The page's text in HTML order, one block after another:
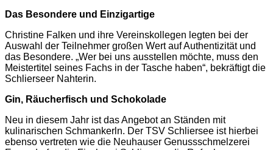
Das Besondere und Einzigartige
Christine Falken und ihre Vereinskollegen legten bei der
Auswahl der Teilnehmer großen Wert auf Authentizität und
das Besondere. „Wer bei uns ausstellen möchte, muss den
Meistertitel seines Fachs in der Tasche haben“, bekräftigt die
Schlierseer Nahterin.
Gin, Räucherfisch und Schokolade
Neu in diesem Jahr ist das Angebot an Ständen mit
kulinarischen Schmankerln. Der TSV Schliersee ist hierbei
ebenso vertreten wie die Neuhauser Genussschmelzerei